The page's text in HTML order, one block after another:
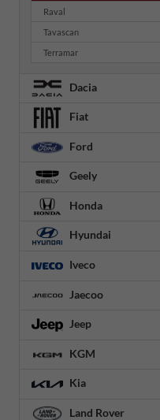
Raval
Tavascan
Terramar
Dacia
Fiat
Ford
Geely
Honda
Hyundai
Iveco
Jaecoo
Jeep
KGM
Kia
Land Rover